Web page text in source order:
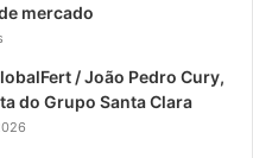
mercado
/ João Pedro Cury,
do Grupo Santa Clara